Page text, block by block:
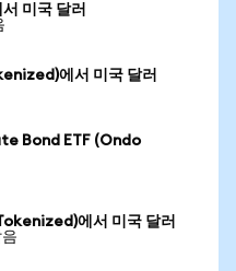
미국 달러
에서 미국 달러
Bond ETF (Ondo
에서 미국 달러